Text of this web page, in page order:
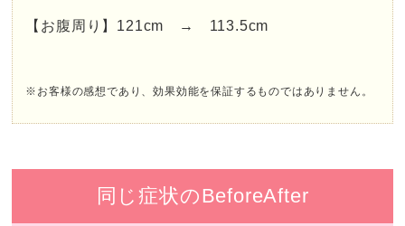
【お腹周り】121cm → 113.5cm
※お客様の感想であり、効果効能を保証するものではありません。
同じ症状のBeforeAfter